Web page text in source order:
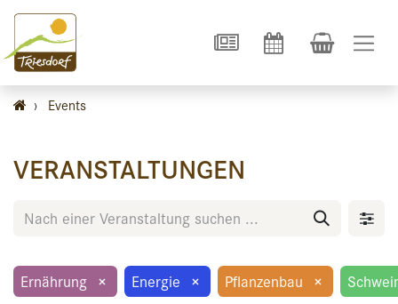
› Events
VERANSTALTUNGEN
Ernährung × Energie × Pflanzenbau ×